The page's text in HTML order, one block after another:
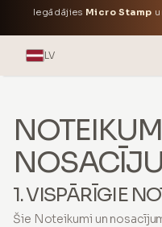
Iegādājies Micro Stamp
LV
1. VISPĀRĪGIE
Šie Noteikumi un